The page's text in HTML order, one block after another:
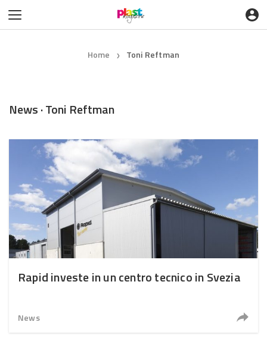
Home ❯ Toni Reftman
News · Toni Reftman
Rapid investe in un centro tecnico in Svezia
News